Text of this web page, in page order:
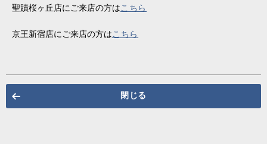
聖蹟桜ヶ丘店にご来店の方はこちら
京王新宿店にご来店の方はこちら
閉じる